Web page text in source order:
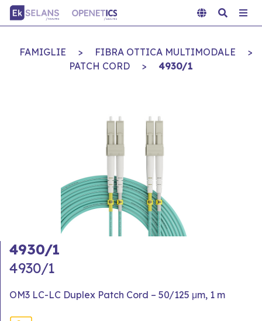
FAMIGLIE > FIBRA OTTICA MULTIMODALE
>
PATCH CORD
> 4930/1
4930/1
4930/1
OM3 LC-LC Duplex Patch Cord – 50/125 μm, 1 m